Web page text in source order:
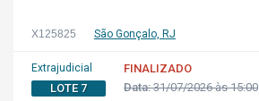
X125825 São Gonçalo, RJ
Extrajudicial
LOTE 7
FINALIZADO
Data:31/07/2026 às 15:00